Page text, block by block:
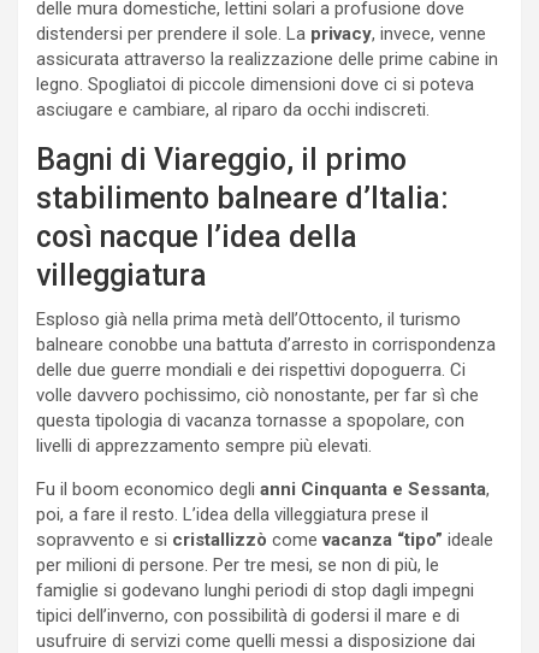
delle mura domestiche, lettini solari a profusione dove
distendersi per prendere il sole. La privacy, invece, venne
assicurata attraverso la realizzazione delle prime cabine in
legno. Spogliatoi di piccole dimensioni dove ci si poteva
asciugare e cambiare, al riparo da occhi indiscreti.
Bagni di Viareggio, il primo
stabilimento balneare d’Italia:
così nacque l’idea della
villeggiatura
Esploso già nella prima metà dell’Ottocento, il turismo
balneare conobbe una battuta d’arresto in corrispondenza
delle due guerre mondiali e dei rispettivi dopoguerra. Ci
volle davvero pochissimo, ciò nonostante, per far sì che
questa tipologia di vacanza tornasse a spopolare, con
livelli di apprezzamento sempre più elevati.
Fu il boom economico degli anni Cinquanta e Sessanta,
poi, a fare il resto. L’idea della villeggiatura prese il
sopravvento e si cristallizzò comevacanza “tipo” ideale
per milioni di persone. Per tre mesi, se non di più, le
famiglie si godevano lunghi periodi di stop dagli impegni
tipici dell’inverno, con possibilità di godersi il mare e di
usufruire di servizi come quelli messi a disposizione dai